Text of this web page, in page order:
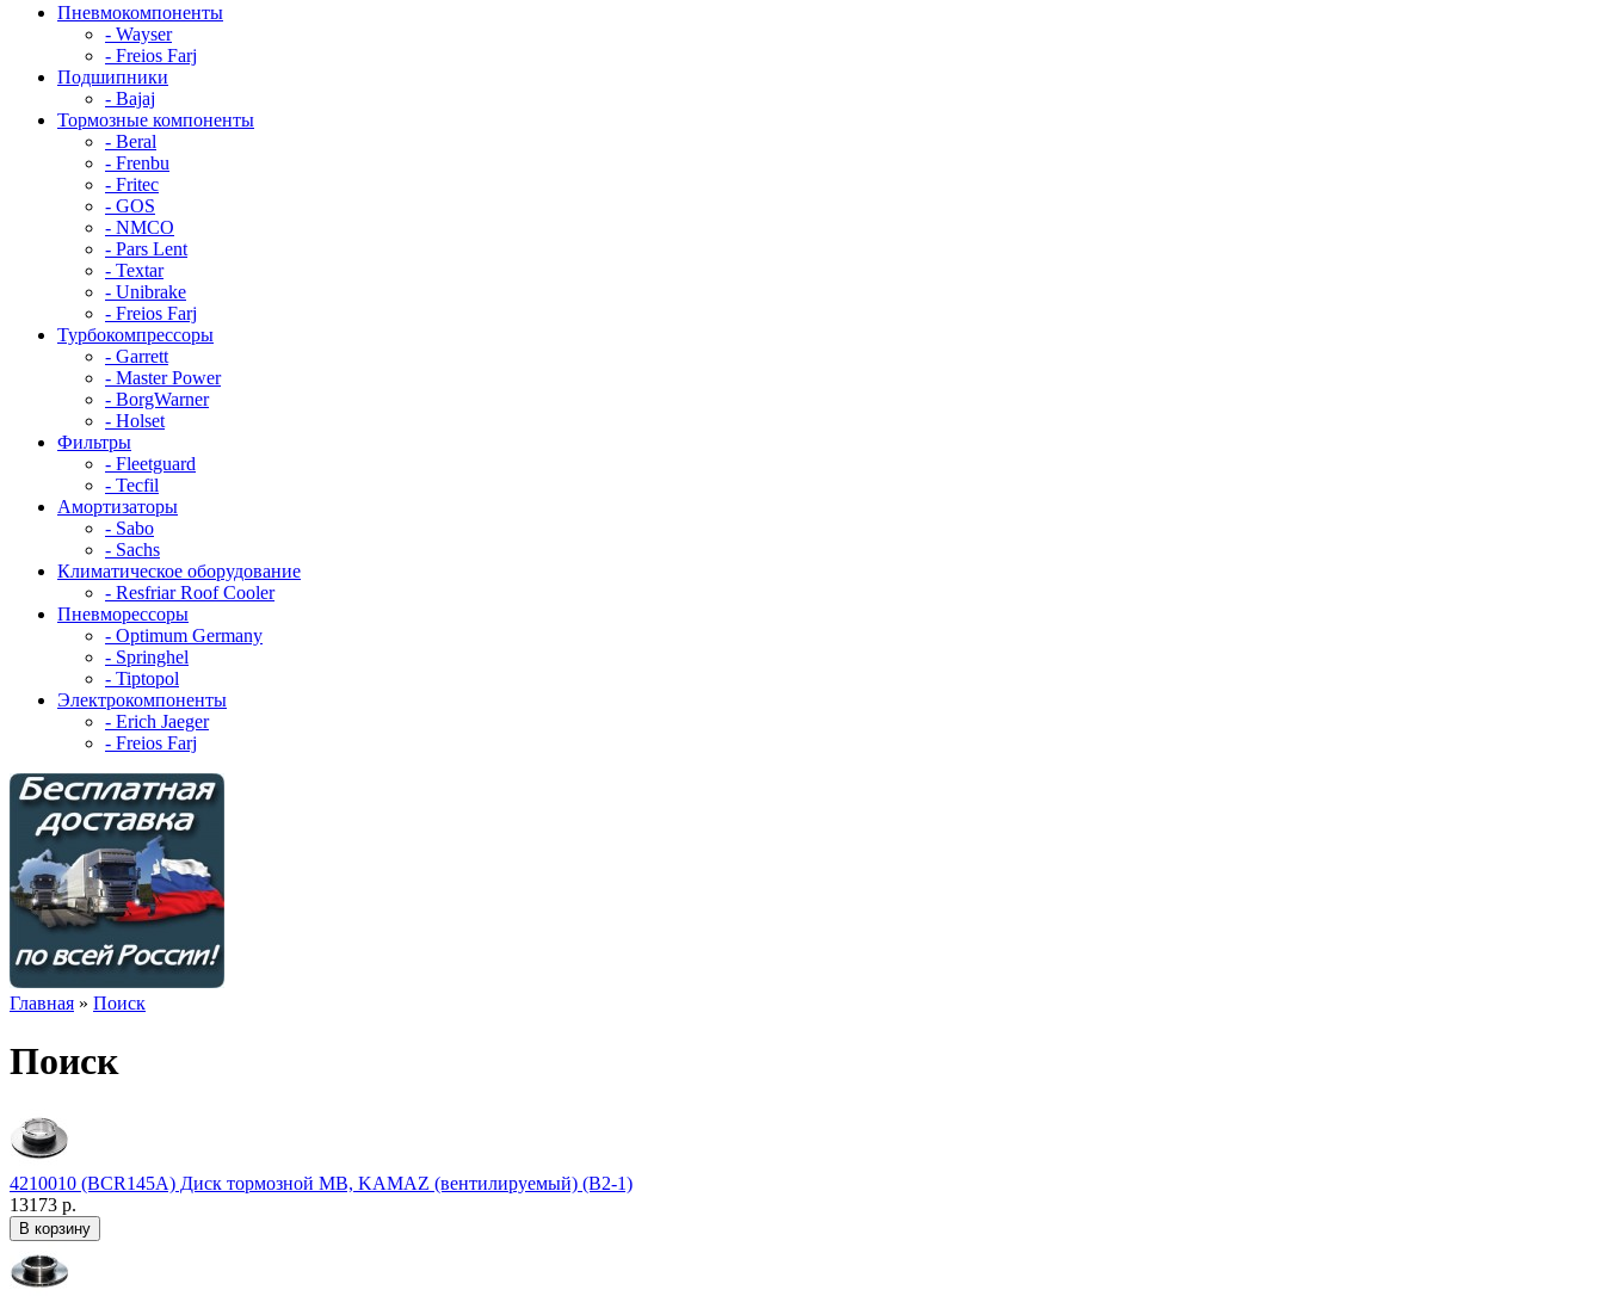
Пневмокомпоненты
- Wayser
- Freios Farj
Подшипники
- Bajaj
Тормозные компоненты
- Beral
- Frenbu
- Fritec
- GOS
- NMCO
- Pars Lent
- Textar
- Unibrake
- Freios Farj
Турбокомпрессоры
- Garrett
- Master Power
- BorgWarner
- Holset
Фильтры
- Fleetguard
- Tecfil
Амортизаторы
- Sabo
- Sachs
Климатическое оборудование
- Resfriar Roof Cooler
Пневморессоры
- Optimum Germany
- Springhel
- Tiptopol
Электрокомпоненты
- Erich Jaeger
- Freios Farj
Главная » Поиск
Поиск
4210010 (BCR145A) Диск тормозной MB, KAMAZ (вентилируемый) (В2-1)
13173 р.